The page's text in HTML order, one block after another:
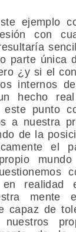
ejemplo
con
parte única
¿y si el
internos
hecho
este punto
a nuestra
de la
el
realidad
mente
capaz de